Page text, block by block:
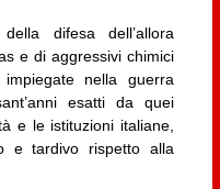
difesa dell’allora
e di aggressivi chimici
nella guerra
esatti da quei
e le istituzioni italiane,
e tardivo rispetto alla